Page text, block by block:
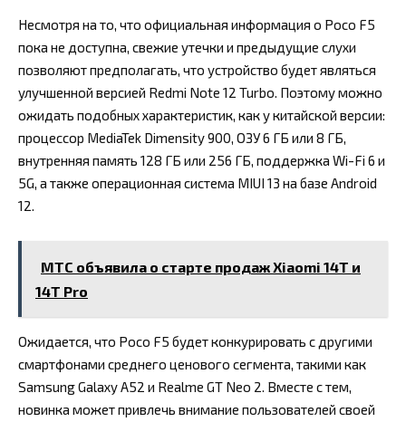
Несмотря на то, что официальная информация о Poco F5
пока не доступна, свежие утечки и предыдущие слухи
позволяют предполагать, что устройство будет являться
улучшенной версией Redmi Note 12 Turbo. Поэтому можно
ожидать подобных характеристик, как у китайской версии:
процессор MediaTek Dimensity 900, ОЗУ 6 ГБ или 8 ГБ,
внутренняя память 128 ГБ или 256 ГБ, поддержка Wi-Fi 6 и
5G, а также операционная система MIUI 13 на базе Android
12.
МТС объявила о старте продаж Xiaomi 14T и
14T Pro
Ожидается, что Poco F5 будет конкурировать с другими
смартфонами среднего ценового сегмента, такими как
Samsung Galaxy A52 и Realme GT Neo 2. Вместе с тем,
новинка может привлечь внимание пользователей своей